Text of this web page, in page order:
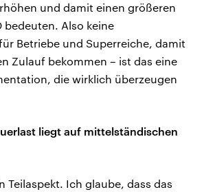
und damit einen größeren
bedeuten. Also keine
Betriebe und Superreiche, damit
Zulauf bekommen – ist das eine
die wirklich überzeugen
liegt auf mittelständischen
Teilaspekt. Ich glaube, dass das